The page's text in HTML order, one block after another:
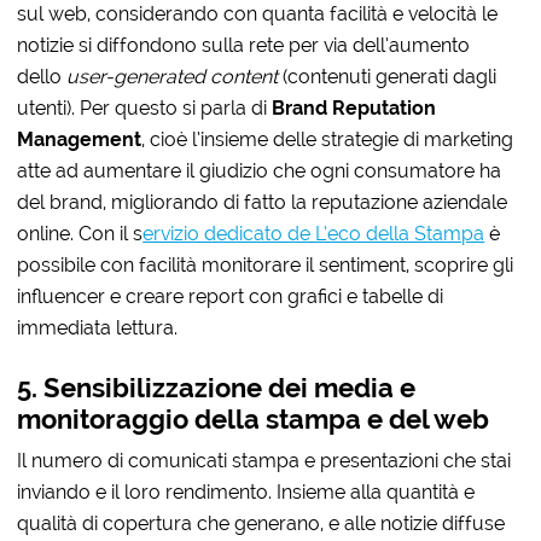
sul web, considerando con quanta facilità e velocità le
notizie si diffondono sulla rete per via dell’aumento
dello user-generated content(contenuti generati dagli
utenti). Per questo si parla di Brand Reputation
Management, cioè l’insieme delle strategie di marketing
atte ad aumentare il giudizio che ogni consumatore ha
del brand, migliorando di fatto la reputazione aziendale
online. Con il servizio dedicato de L’eco della Stampa è
possibile con facilità monitorare il sentiment, scoprire gli
influencer e creare report con grafici e tabelle di
immediata lettura.
5. Sensibilizzazione dei media e
monitoraggio della stampa e del web
Il numero di comunicati stampa e presentazioni che stai
inviando e il loro rendimento. Insieme alla quantità e
qualità di copertura che generano, e alle notizie diffuse